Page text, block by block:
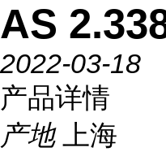
AS
2022-03-18
产品详情
产地
上海